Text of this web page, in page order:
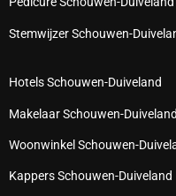
Stemwijzer Schouwen-
Hotels Schouwen-Duiveland
Makelaar Schouwen-Duiveland
Woonwinkel Schouwen-
Kappers Schouwen-Duiveland